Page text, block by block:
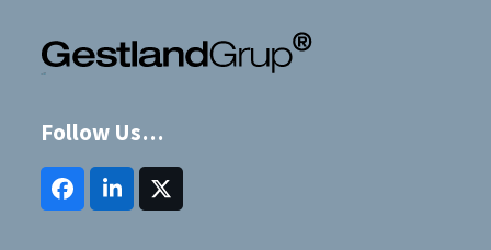
Follow Us…
FacebookLinkedInTwitter
(deprecated)